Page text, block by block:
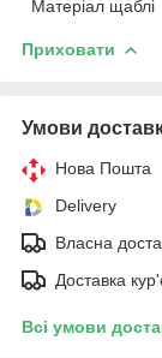
Матеріал щаблі
Приховати
Умови
Нова Пошта
Delivery
Власна
Доставка
Всі умови